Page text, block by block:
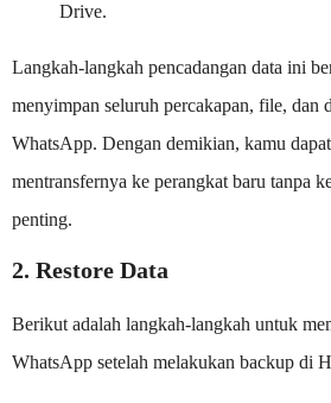
Drive.
Langkah-langkah pencadangan data ini
menyimpan seluruh percakapan, file, dan
WhatsApp. Dengan demikian, kamu
mentransfernya ke perangkat baru tanpa
penting.
2. Restore Data
Berikut adalah langkah-langkah untuk
WhatsApp setelah melakukan backup di